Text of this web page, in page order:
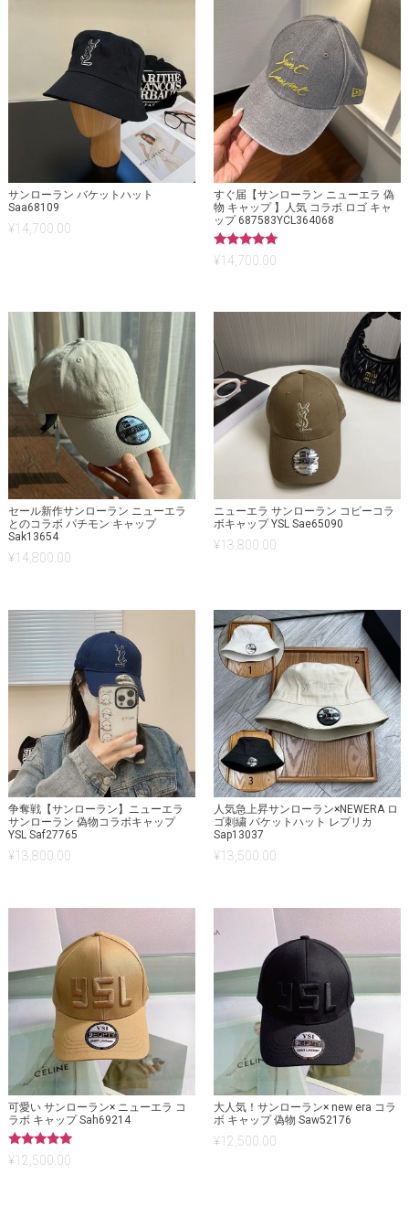
サンローラン バケットハット
Saa68109
¥14,700.00
すぐ届【サンローラン ニューエラ 偽
物 キャップ 】人気 コラボ ロゴ キャ
ップ 687583YCL364068
5段階中
5.00
¥14,700.00
セール新作サンローラン ニューエラ
とのコラボ パチモン キャップ
Sak13654
¥14,800.00
ニューエラ サンローラン コピーコラ
ボキャップ YSL Sae65090
¥13,800.00
争奪戦【サンローラン】ニューエラ
サンローラン 偽物コラボキャップ
YSL Saf27765
¥13,800.00
人気急上昇サンローラン×NEWERA ロ
ゴ刺繍 バケットハット レプリカ
Sap13037
¥13,500.00
可愛い サンローラン× ニューエラ コ
ラボ キャップ Sah69214
5段階中
5.00
¥12,500.00
大人気！サンローラン× new era コラ
ボ キャップ 偽物 Saw52176
¥12,500.00